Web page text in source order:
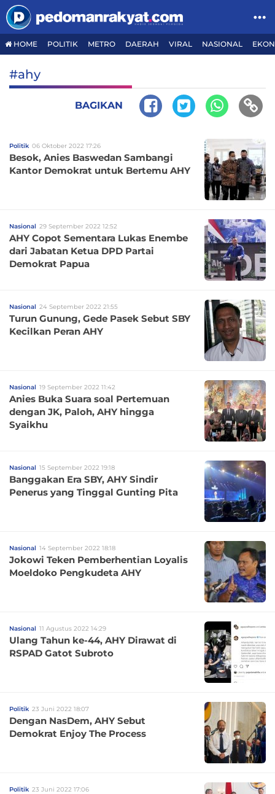
HOME POLITIK METRO DAERAH VIRAL NASIONAL
#ahy
BAGIKAN
Politik 06 Oktober 2022 17:26
Besok, Anies Baswedan Sambangi
Kantor Demokrat untuk Bertemu AHY
Nasional 29 September 2022 12:52
AHY Copot Sementara Lukas Enembe
dari Jabatan Ketua DPD Partai
Demokrat Papua
Nasional 24 September 2022 21:55
Turun Gunung, Gede Pasek Sebut SBY
Kecilkan Peran AHY
Nasional 19 September 2022 11:42
Anies Buka Suara soal Pertemuan
dengan JK, Paloh, AHY hingga
Syaikhu
Nasional 15 September 2022 19:18
Banggakan Era SBY, AHY Sindir
Penerus yang Tinggal Gunting Pita
Nasional 14 September 2022 18:18
Jokowi Teken Pemberhentian Loyalis
Moeldoko Pengkudeta AHY
Nasional 11 Agustus 2022 14:29
Ulang Tahun ke-44, AHY Dirawat di
RSPAD Gatot Subroto
Politik 23 Juni 2022 18:07
Dengan NasDem, AHY Sebut
Demokrat Enjoy The Process
Politik 23 Juni 2022 17:06